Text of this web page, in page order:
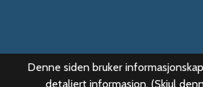
Denne siden bruker
detaljert informasjon. (Skjul